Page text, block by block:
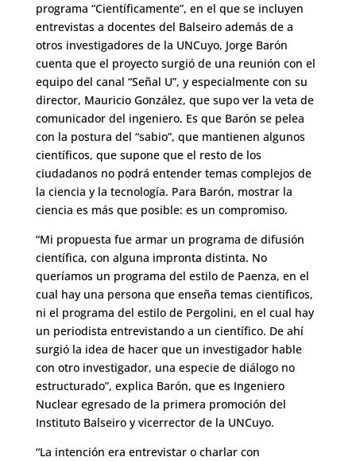
programa “Científicamente”, en el que se incluyen
entrevistas a docentes del Balseiro además de a
otros investigadores de la UNCuyo, Jorge Barón
cuenta que el proyecto surgió de una reunión con el
equipo del canal “Señal U”, y especialmente con su
director, Mauricio González, que supo ver la veta de
comunicador del ingeniero. Es que Barón se pelea
con la postura del “sabio”, que mantienen algunos
científicos, que supone que el resto de los
ciudadanos no podrá entender temas complejos de
la ciencia y la tecnología. Para Barón, mostrar la
ciencia es más que posible: es un compromiso.
“Mi propuesta fue armar un programa de difusión
científica, con alguna impronta distinta. No
queríamos un programa del estilo de Paenza, en el
cual hay una persona que enseña temas científicos,
ni el programa del estilo de Pergolini, en el cual hay
un periodista entrevistando a un científico. De ahí
surgió la idea de hacer que un investigador hable
con otro investigador, una especie de diálogo no
estructurado”, explica Barón, que es Ingeniero
Nuclear egresado de la primera promoción del
Instituto Balseiro y vicerrector de la UNCuyo.
“La intención era entrevistar o charlar con